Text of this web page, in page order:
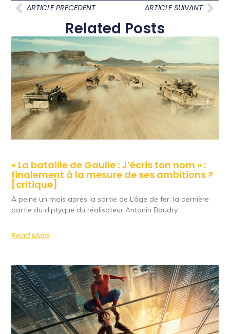
ARTICLE PRECEDENT ARTICLE SUIVANT
Related Posts
« La bataille de Gaulle : J’écris ton nom » :
finalement à la mesure de ses ambitions ?
[critique]
À peine un mois après la sortie de L’âge de fer, la dernière
partie du diptyque du réalisateur Antonin Baudry
Read More